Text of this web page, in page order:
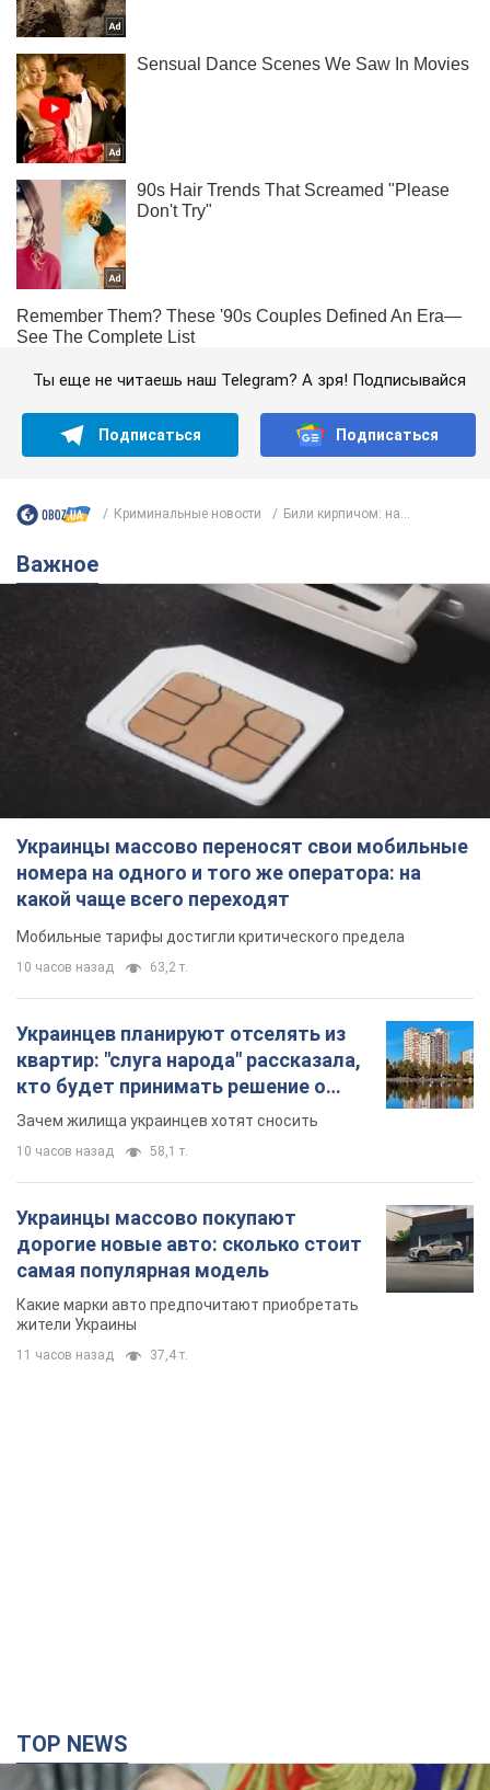
Ты еще не читаешь наш Telegram? А зря! Подписывайся
Подписаться Подписаться
Криминальные новости Били кирпичом: на...
Важное
Украинцы массово переносят свои мобильные
номера на одного и того же оператора: на
какой чаще всего переходят
Мобильные тарифы достигли критического предела
10 часов назад 63,2 т.
Украинцев планируют отселять из
квартир: "слуга народа" рассказала,
кто будет принимать решение о
сносе домов
Зачем жилища украинцев хотят сносить
10 часов назад 58,1 т.
Украинцы массово покупают
дорогие новые авто: сколько стоит
самая популярная модель
Какие марки авто предпочитают приобретать
жители Украины
11 часов назад 37,4 т.
TOP NEWS